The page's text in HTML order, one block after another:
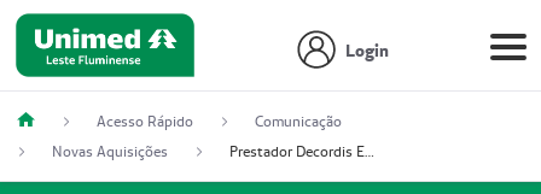
Login
Acesso Rápido
Comunicação
Novas Aquisições
Prestador Decordis Exames Cardiológicos LTDA (51004347-4)